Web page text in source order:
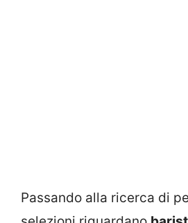
Passando alla ricerca di